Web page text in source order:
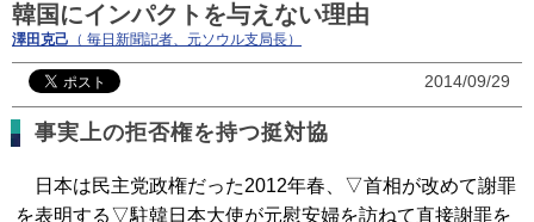
韓国にインパクトを与えない理由
澤田克己 （ 毎日新聞記者、元ソウル支局長）
2014/09/29
事実上の拒否権を持つ挺対協
日本は民主党政権だった2012年春、▽首相が改めて謝罪
を表明する▽駐韓日本大使が元慰安婦を訪ねて直接謝罪を